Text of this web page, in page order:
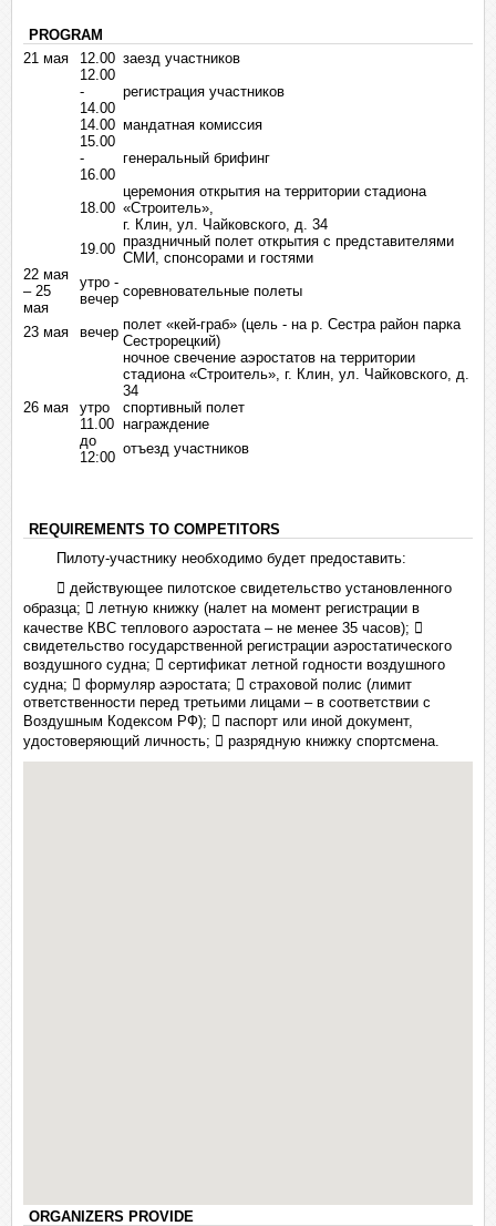
PROGRAM
21 мая
12.00 заезд участников
12.00
-
14.00
регистрация участников
14.00 мандатная комиссия
15.00
-
16.00
генеральный брифинг
18.00
церемония открытия на территории стадиона
«Строитель»,
г. Клин, ул. Чайковского, д. 34
19.00 праздничный полет открытия с представителями
СМИ, спонсорами и гостями
22 мая
– 25
мая
утро -
вечер соревновательные полеты
23 мая вечер полет «кей-граб» (цель - на р. Сестра район парка
Сестрорецкий)
ночное свечение аэростатов на территории
стадиона «Строитель», г. Клин, ул. Чайковского, д.
34
26 мая
утро
спортивный полет
11.00 награждение
до
12:00
отъезд участников
REQUIREMENTS TO COMPETITORS
Пилоту-участнику необходимо будет предоставить:
 действующее пилотское свидетельство установленного
образца;  летную книжку (налет на момент регистрации в
качестве КВС теплового аэростата – не менее 35 часов); 
свидетельство государственной регистрации аэростатического
воздушного судна;  сертификат летной годности воздушного
судна;  формуляр аэростата;  страховой полис (лимит
ответственности перед третьими лицами – в соответствии с
Воздушным Кодексом РФ);  паспорт или иной документ,
удостоверяющий личность;  разрядную книжку спортсмена.
ORGANIZERS PROVIDE